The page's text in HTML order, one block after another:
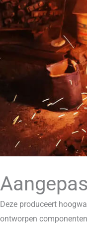
Deze produceert
ontworpen